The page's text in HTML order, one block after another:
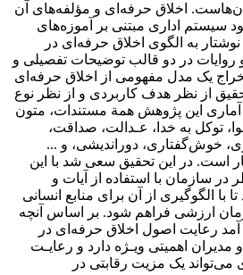
اخلاق حرفه‌ای و مؤلفه‌های آن
سیستم اداری مبتنی بر آموزه‌های
به الگوی اخلاق حرفه‌ای در
و روایات در دو قالب توضیحات تفصیلی و
یک مدل مفهومی از اخلاق حرفه‌ای
از نظر هدف کاربردی و از نظر نوع
این پژوهش همة مستندات، متون
ﺗﻮﮐﻞ ﺑﻪ ﺧﺪا، ﻋـﺪاﻟﺖ، ﺻﺪاﻗﺖ،
خوش‌گفتاری، دوراندیشی، و ...
است. در این تحقیق سعی شد با این
در سازمان با استفاده از آیات و
با الگوگیری از آن برای منابع انسانی
ارزشی فراهم شود. ﺑﺮ اﺳﺎس آﻧﭽﻪ
رﻋﺎﯾﺖ اﺻﻮل اﺧﻼق ﺣﺮﻓﻪ‌ای در
اهمیتی وﯾـﮋه دارد و رﻋﺎﯾـﺖ
یک ﻣﺰﯾﺖ رﻗﺎﺑﺘﯽ در